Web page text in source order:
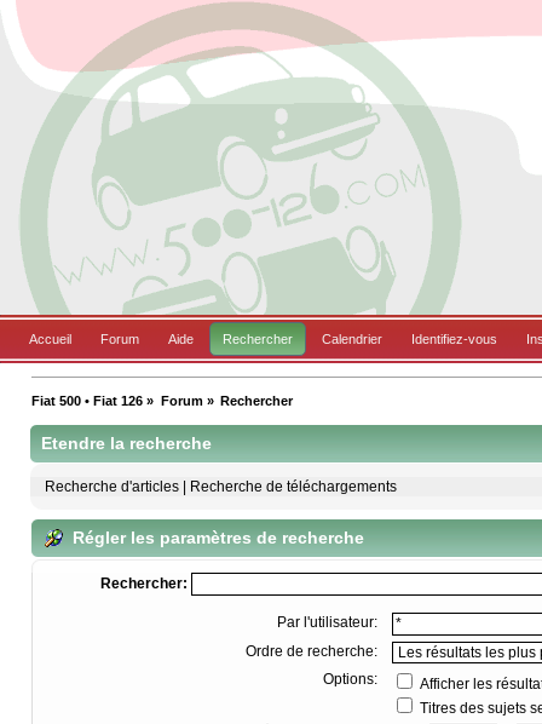
Accueil Forum Aide Rechercher Calendrier Identifiez-vous
Fiat 500 • Fiat 126 » Forum» Rechercher
Etendre la recherche
Recherche d'articles Recherche de téléchargements
Régler les paramètres de recherche
Rechercher:
Par l'utilisateur:
Ordre de recherche:
Options:
Afficher les
Titres des sujets